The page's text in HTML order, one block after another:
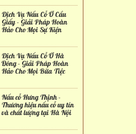
Dịch Vụ Nấu Cỗ Ở Cầu
Giấy - Giải Pháp Hoàn
Hảo Cho Mọi Sự Kiện
Dịch Vụ Nấu Cỗ Ở Hà
Đông - Giải Pháp Hoàn
Hảo Cho Mọi Bữa Tiệc
Nấu cỗ Hưng Thịnh -
Thương hiệu nấu cỗ uy tín
và chất lượng tại Hà Nội